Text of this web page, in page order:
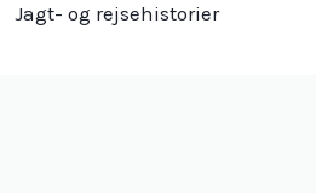
Jagt- og rejsehistorier